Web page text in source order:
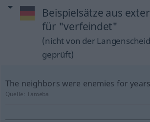
Beispielsätze aus
für "verfeindet"
(nicht von der
geprüft)
The neighbors were enemies for
Quelle:Tatoeba